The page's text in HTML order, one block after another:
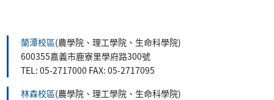
蘭潭校區(農學院、理工學院、生命科學院)
600355嘉義市鹿寮里學府路300號
TEL: 05-2717000 FAX: 05-2717095
林森校區(農學院、理工學院、生命科學院)